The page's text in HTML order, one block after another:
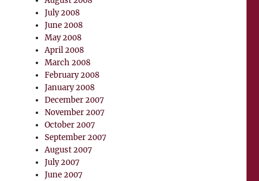
July 2008
June 2008
May 2008
April 2008
March 2008
February 2008
January 2008
December 2007
November 2007
October 2007
September 2007
August 2007
July 2007
June 2007